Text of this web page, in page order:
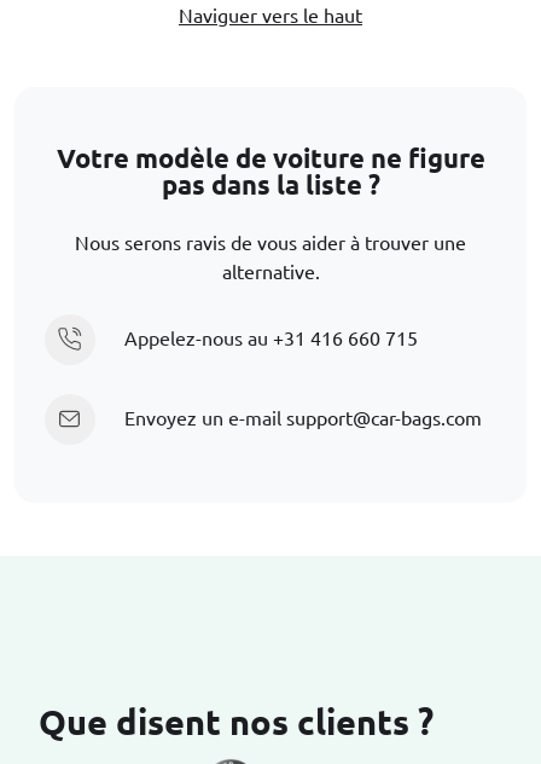
Naviguer vers le haut
Votre modèle de voiture ne figure
pas dans la liste ?
Nous serons ravis de vous aider à trouver une
alternative.
Appelez-nous au +31 416 660 715
Envoyez un e-mail support@car-bags.com
Que disent nos clients ?